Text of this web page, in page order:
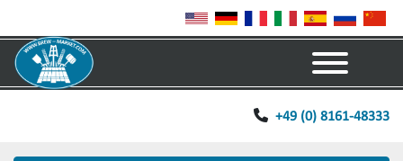
+49 (0) 8161-48333